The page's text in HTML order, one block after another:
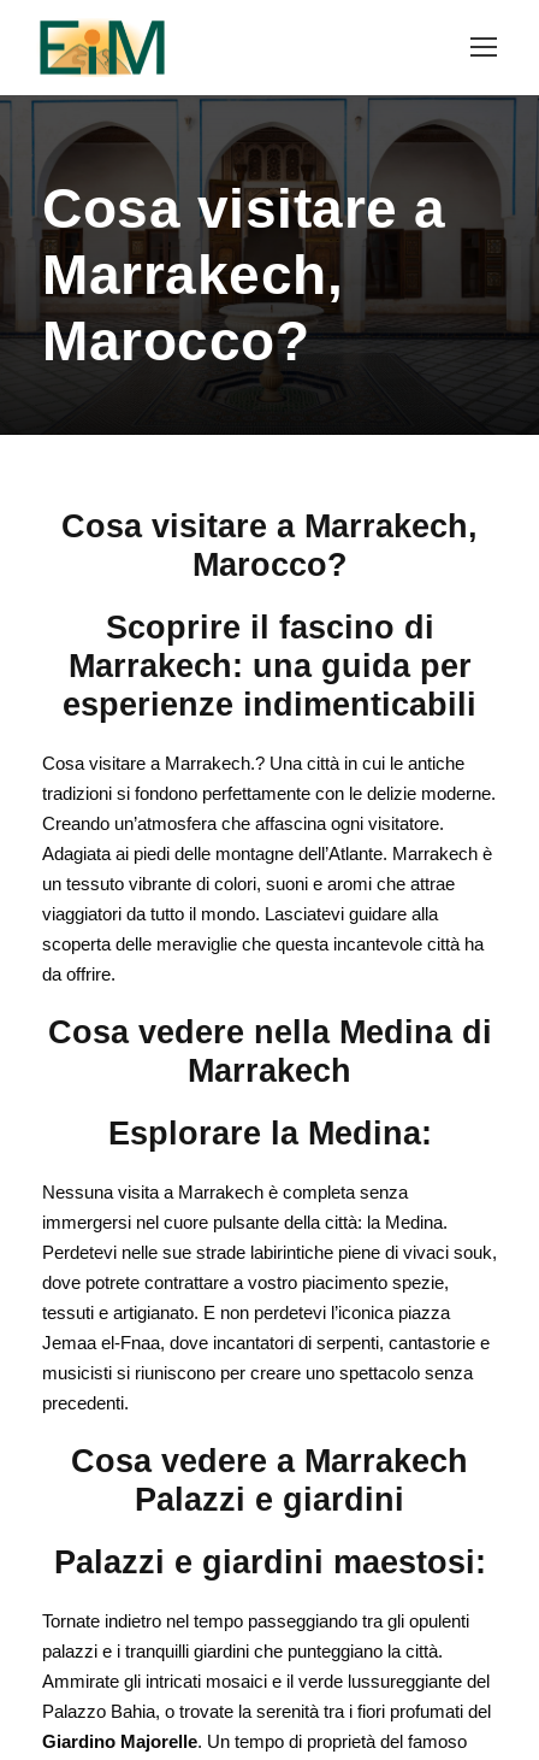
Cosa visitare a
Marrakech,
Marocco?
Cosa visitare a Marrakech,
Marocco?
Scoprire il fascino di
Marrakech: una guida per
esperienze indimenticabili
Cosa visitare a Marrakech.? Una città in cui le antiche
tradizioni si fondono perfettamente con le delizie moderne.
Creando un’atmosfera che affascina ogni visitatore.
Adagiata ai piedi delle montagne dell’Atlante. Marrakech è
un tessuto vibrante di colori, suoni e aromi che attrae
viaggiatori da tutto il mondo. Lasciatevi guidare alla
scoperta delle meraviglie che questa incantevole città ha
da offrire.
Cosa vedere nella Medina di
Marrakech
Esplorare la Medina:
Nessuna visita a Marrakech è completa senza
immergersi nel cuore pulsante della città: la Medina.
Perdetevi nelle sue strade labirintiche piene di vivaci souk,
dove potrete contrattare a vostro piacimento spezie,
tessuti e artigianato. E non perdetevi l’iconica piazza
Jemaa el-Fnaa, dove incantatori di serpenti, cantastorie e
musicisti si riuniscono per creare uno spettacolo senza
precedenti.
Cosa vedere a Marrakech
Palazzi e giardini
Palazzi e giardini maestosi:
Tornate indietro nel tempo passeggiando tra gli opulenti
palazzi e i tranquilli giardini che punteggiano la città.
Ammirate gli intricati mosaici e il verde lussureggiante del
Palazzo Bahia, o trovate la serenità tra i fiori profumati del
Giardino Majorelle. Un tempo di proprietà del famoso